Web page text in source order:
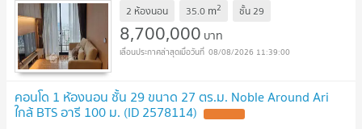
2 ห้องนอน 35.0 m2 ชั้น29
8,700,000 บาท
08/08/2026 11:39:00
คอนโด 1 ห้องนอน ชั้น 29 ขนาด 27 ตร.ม. Noble Around Ari
ใกล้ BTS อารี 100 ม. (ID 2578114)